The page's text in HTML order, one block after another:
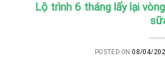
Lộ trình 6 tháng lấy lại
POSTED ON08/04/